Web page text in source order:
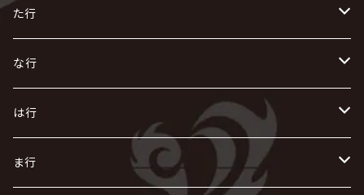
AIOLIN
IKUO
exist†trace
う
VIRGE / ヴァージュ
Waive
え
ACE OF SPADES
X JAPAN
お
AURORIZE
怪人二十面奏
Kαin
き
KISAKI
キズ
く
Crack6
グラビティ
け
[ kei ] / 圭
こ
さ
ザアザア
The THIRTEEN
し
Zeke Deux
Z CLEAR
す
Z CLEAR
せ
た行
た
DASEIN
DAIGO
ち
CHAQLA.
つ
な行
な
NIGHTMARE
に
は行
は
ま行